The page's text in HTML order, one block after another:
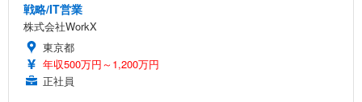
戦略/IT営業
株式会社WorkX
東京都
年収500万円～1,200万円
正社員